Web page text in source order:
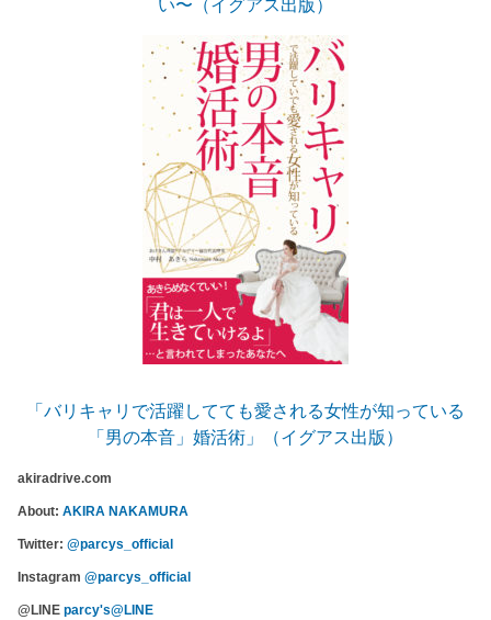
い〜（イグアス出版）
「バリキャリで活躍してても愛される女性が知っている
「男の本音」婚活術」（イグアス出版）
akiradrive.com
About:AKIRA NAKAMURA
Twitter:@parcys_official
Instagram@parcys_official
@LINEparcy's@LINE